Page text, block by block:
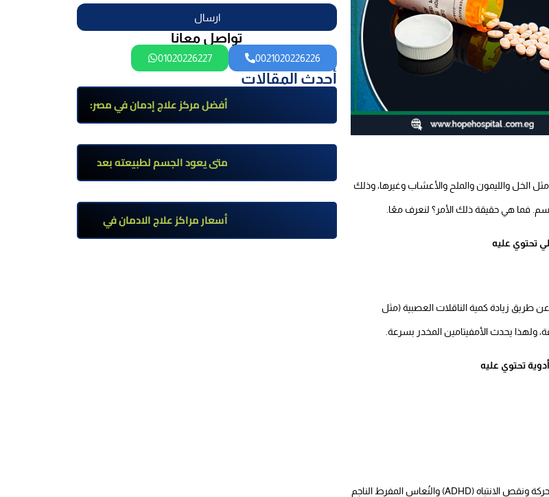
الخل والليمون والملح والأعشاب وغيرها، وذلك
فما هي حقيقة ذلك الأمر؟ لنعرف معًا.
تحتوي عليه
طريق زيادة كمية الناقلات العصبية (مثل
ولهذا يحدث الأمفيتامين المخدر بسرعة.
يتم استخدام بعض أنواع الأمفيتامينات لعلاج حالات طبية مثل اضطراب فرط الحركة ونقص الانتباه (ADHD) والنُعاس المفرط الناجم
ارسال
تواصل معانا
0021020226226
01020226227
أحدث المقالات
أفضل مركز علاج إدمان في مصر:
برامج علاج معتمدة وتعافي آمن
تحت إشراف طبي
متى يعود الجسم لطبيعته بعد
ترك مخدر الآيس؟ مراحل التعافي
والعوامل المؤثرة
أسعار مراكز علاج الادمان في
مصر: كم تبلغ التكلفة وما الذي